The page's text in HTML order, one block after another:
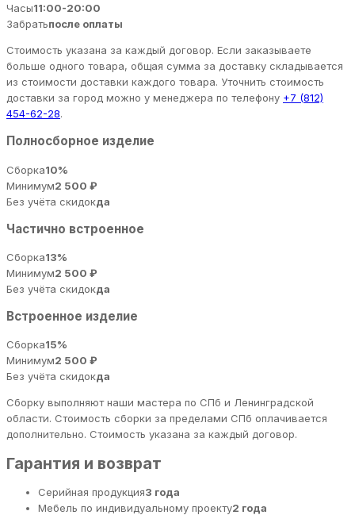
Часы11:00-20:00
Забратьпосле оплаты
Стоимость указана за каждый договор. Если заказываете
больше одного товара, общая сумма за доставку складывается
из стоимости доставки каждого товара. Уточнить стоимость
доставки за город можно у менеджера по телефону +7 (812)
454-62-28.
Полносборное изделие
Сборка10%
Минимум2 500 ₽
Без учёта скидокда
Частично встроенное
Сборка13%
Минимум2 500 ₽
Без учёта скидокда
Встроенное изделие
Сборка15%
Минимум2 500 ₽
Без учёта скидокда
Сборку выполняют наши мастера по СПб и Ленинградской
области. Стоимость сборки за пределами СПб оплачивается
дополнительно. Стоимость указана за каждый договор.
Гарантия и возврат
Серийная продукция3 года
Мебель по индивидуальному проекту2 года